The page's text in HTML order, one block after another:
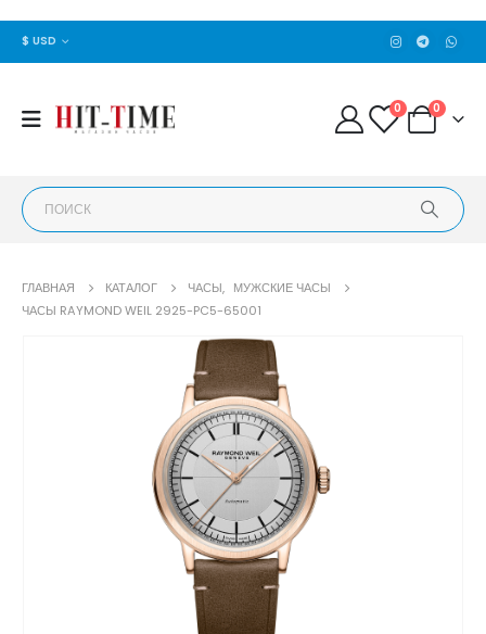
$ USD
0 0
ГЛАВНАЯ КАТАЛОГ ЧАСЫ, МУЖСКИЕ ЧАСЫ
ЧАСЫ RAYMOND WEIL 2925-PC5-65001